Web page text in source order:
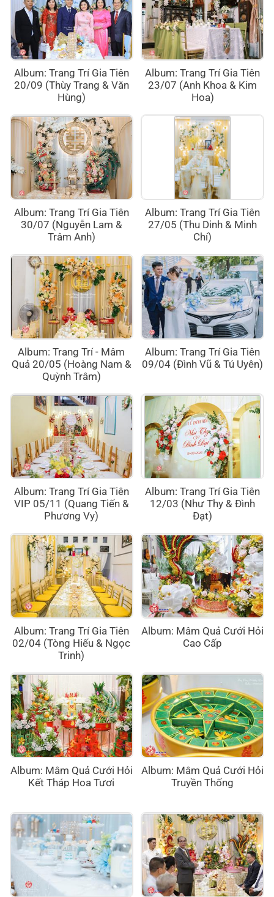
Album: Trang Trí Gia Tiên
20/09 (Thùy Trang & Văn
Hùng)
Album: Trang Trí Gia Tiên
23/07 (Anh Khoa & Kim
Hoa)
Album: Trang Trí Gia Tiên
30/07 (Nguyễn Lam &
Trâm Anh)
Album: Trang Trí Gia Tiên
27/05 (Thu Dinh & Minh
Chí)
Album: Trang Trí - Mâm
Quả 20/05 (Hoàng Nam &
Quỳnh Trâm)
Album: Trang Trí Gia Tiên
09/04 (Đình Vũ & Tú Uyên)
Album: Trang Trí Gia Tiên
VIP 05/11 (Quang Tiến &
Phương Vy)
Album: Trang Trí Gia Tiên
12/03 (Như Thy & Đình
Đạt)
Album: Trang Trí Gia Tiên
02/04 (Tòng Hiếu & Ngọc
Trinh)
Album: Mâm Quả Cưới Hỏi
Cao Cấp
Album: Mâm Quả Cưới Hỏi
Kết Tháp Hoa Tươi
Album: Mâm Quả Cưới Hỏi
Truyền Thống